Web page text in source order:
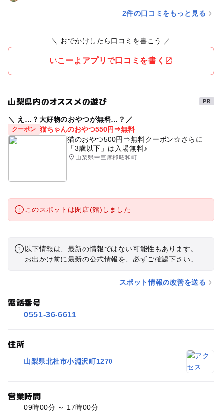
2件の口コミをもっと見る
＼ おでかけしたら口コミを書こう ／
いこーよアプリで口コミを書く
山梨県内のオススメの遊び
＼ え…？大好物のおやつが無料…？／
クーポン 猫ちゃんのおやつ550円⇒無料
猫のおやつ500円⇒無料クーポン☆さらに
「3歳以下」は入場無料♪
山梨県中巨摩郡昭和町
このスポットは閉店(館)しました
以下情報は、最新の情報ではない可能性もあります。
お出かけ前に最新の公式情報を、必ずご確認下さい。
スポット情報の改善を送る
電話番号
0551-36-6611
住所
山梨県北杜市小淵沢町1270
営業時間
09時00分 ～ 17時00分